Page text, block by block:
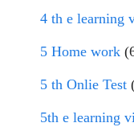
4 th e learning
5 Home work
5 th Onlie Test
5th e learning